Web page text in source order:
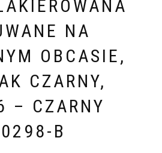
NA
OBCASIE,
CZARNY,
– CZARNY
B